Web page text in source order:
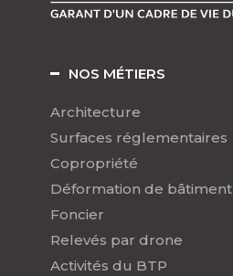
NOS MÉTIERS
Architecture
Surfaces réglementaires
Copropriété
Déformation de bâtiment
Foncier
Relevés par drone
Activités du BTP